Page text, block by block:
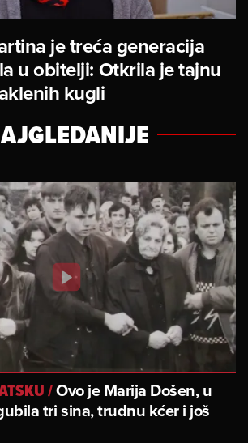
je treća generacija
u obitelji: Otkrila je tajnu
kugli
/Ovo je Marija Došen, u
tri sina, trudnu kćer i još